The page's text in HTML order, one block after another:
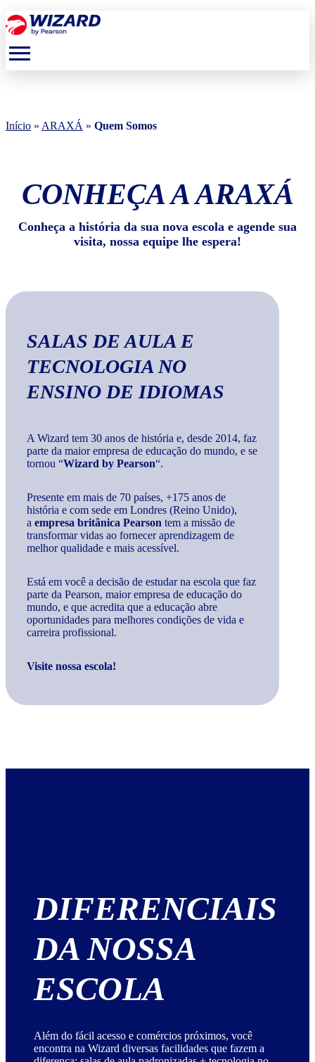
menu
Início » ARAXÁ » Quem Somos
CONHEÇA A ARAXÁ
Conheça a história da sua nova escola e agende sua
visita, nossa equipe lhe espera!
SALAS DE AULA E
TECNOLOGIANO
ENSINO DE IDIOMAS
A Wizard tem 30 anos de história e, desde 2014, faz
parte da maior empresa de educação do mundo, e se
tornou “Wizard by Pearson“.
Presente em mais de 70 países, +175 anos de
história e com sede em Londres (Reino Unido),
a empresa britânica Pearson tem a missão de
transformar vidas ao fornecer aprendizagem de
melhor qualidade e mais acessível.
Está em você a decisão de estudar na escola que faz
parte da Pearson, maior empresa de educação do
mundo, e que acredita que a educação abre
oportunidades para melhores condições de vida e
carreira profissional.
Visite nossa escola!
DIFERENCIAIS
DA NOSSA
ESCOLA
Além do fácil acesso e comércios próximos, você
encontra na Wizard diversas facilidades que fazem a